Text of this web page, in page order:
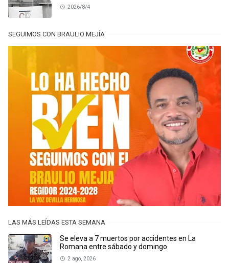
2026/8/4
SEGUIMOS CON BRAULIO MEJÍA
LAS MÁS LEÍDAS ESTA SEMANA
Se eleva a 7 muertos por accidentes en La
Romana entre sábado y domingo
2 ago, 2026